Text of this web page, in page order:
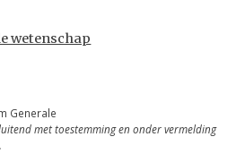
wetenschap
Generale
met toestemming en onder vermelding